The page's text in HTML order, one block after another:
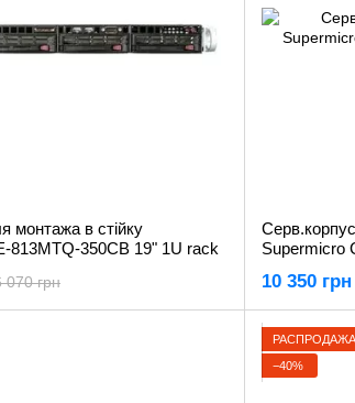
монтажа в стiйку
813MTQ-350CB 19" 1U rack
070 грн
Supermicro
10 350 грн
РАСПРОДАЖА
−40%